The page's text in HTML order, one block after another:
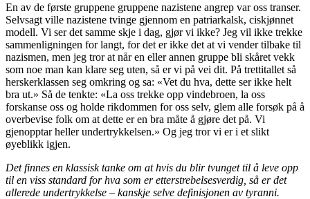
En av de første gruppene gruppene nazistene angrep var oss transer.
Selvsagt ville nazistene tvinge gjennom en patriarkalsk, ciskjønnet
modell. Vi ser det samme skje i dag, gjør vi ikke? Jeg vil ikke trekke
sammenligningen for langt, for det er ikke det at vi vender tilbake til
nazismen, men jeg tror at når en eller annen gruppe bli skåret vekk
som noe man kan klare seg uten, så er vi på vei dit. På trettitallet så
herskerklassen seg omkring og sa: «Vet du hva, dette ser ikke helt
bra ut.» Så de tenkte: «La oss trekke opp vindebroen, la oss
forskanse oss og holde rikdommen for oss selv, glem alle forsøk på å
overbevise folk om at dette er en bra måte å gjøre det på. Vi
gjenopptar heller undertrykkelsen.» Og jeg tror vi er i et slikt
øyeblikk igjen.
Det finnes en klassisk tanke om at hvis du blir tvunget til å leve opp
til en viss standard for hva som er etterstrebelsesverdig, så er det
allerede undertrykkelse – kanskje selve definisjonen av tyranni.